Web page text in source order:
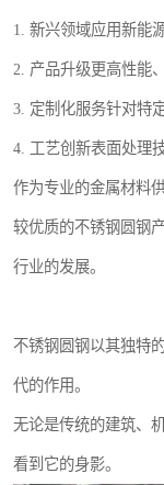
1. 新兴领域应用新能
2. 产品升级更高性能
3. 定制化服务针对特
4. 工艺创新表面处理
作为专业的金属材料
较优质的不锈钢圆钢
行业的发展。
不锈钢圆钢以其独特
代的作用。
无论是传统的建筑、
看到它的身影。